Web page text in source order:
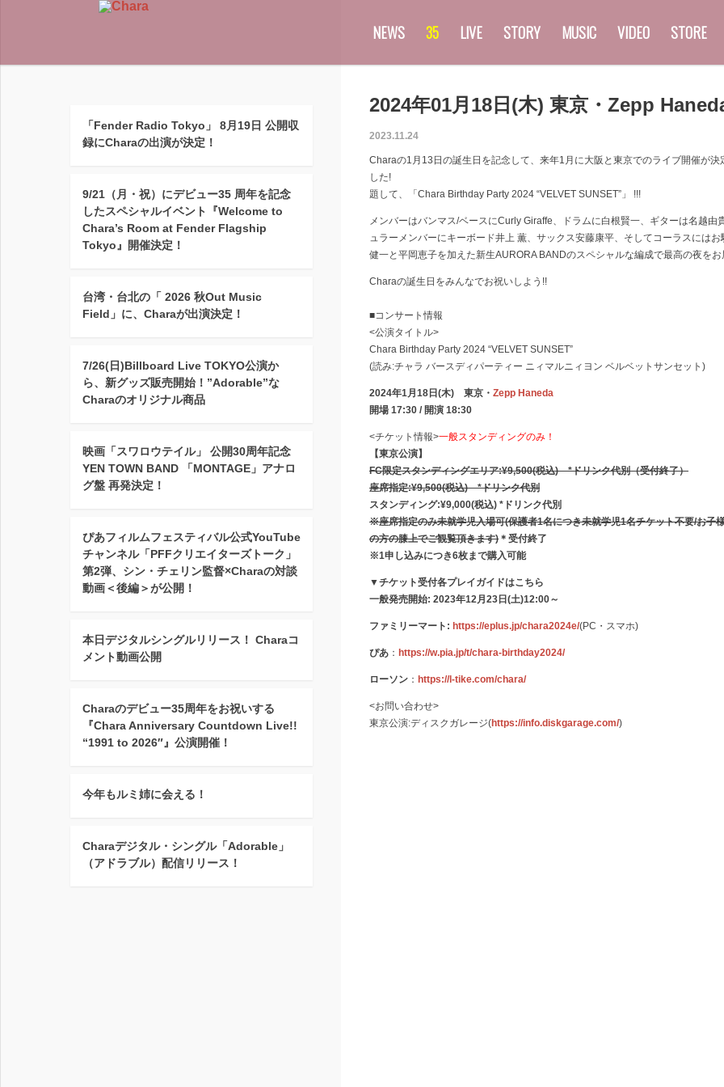
NEWS 35 LIVE STORY MUSIC VIDEO STORE
2024年01月18日(木) 東京・Zepp
2023.11.24
Charaの1月13日の誕生日を記念して、来年1月に大阪と東京でのライブ開催が決
した!
題して、「Chara Birthday Party 2024 “VELVET SUNSET”」 !!!
メンバーはバンマス/ベースにCurly Giraffe、ドラムに白根賢一、ギターは名越由
ュラーメンバーにキーボード井上 薫、サックス安藤康平、そしてコーラスにはお
健一と平岡恵子を加えた新生AURORA BANDのスペシャルな編成で最高の夜をお
Charaの誕生日をみんなでお祝いしよう!!
■コンサート情報
<公演タイトル>
Chara Birthday Party 2024 “VELVET SUNSET”
(読み:チャラ バースディパーティー ニィマルニィヨン ベルベットサンセット)
2024年1月18日(木) 東京・ Zepp Haneda
開場 17:30 / 開演 18:30
<チケット情報>一般スタンディングのみ！
【東京公演】
FC限定スタンディングエリア:¥9,500(税込) *ドリンク代別（受付終了）
座席指定:¥9,500(税込) *ドリンク代別
スタンディング:¥9,000(税込) *ドリンク代別
※座席指定のみ未就学児入場可(保護者1名につき未就学児1名チケット不要/お子
の方の膝上でご観覧頂きます) ＊受付終了
※1申し込みにつき6枚まで購入可能
▼チケット受付各プレイガイドはこちら
一般発売開始: 2023年12月23日(土)12:00～
ファミリーマート: https://eplus.jp/chara2024e/(PC・スマホ)
ぴあ ： https://w.pia.jp/t/chara-birthday2024/
ローソン ： https://l-tike.com/chara/
<お問い合わせ>
東京公演:ディスクガレージ(https://info.diskgarage.com/)
「Fender Radio Tokyo」 8月19日 公開収
録にCharaの出演が決定！
9/21（月・祝）にデビュー35 周年を記念
したスペシャルイベント『Welcome to
Chara’s Room at Fender Flagship
Tokyo』開催決定！
台湾・台北の「 2026 秋Out Music
Field」に、Charaが出演決定！
7/26(日)Billboard Live TOKYO公演か
ら、新グッズ販売開始！”Adorable”な
Charaのオリジナル商品
映画「スワロウテイル」 公開30周年記念
YEN TOWN BAND 「MONTAGE」アナロ
グ盤 再発決定！
ぴあフィルムフェスティバル公式YouTube
チャンネル「PFFクリエイターズトーク」
第2弾、シン・チェリン監督×Charaの対談
動画＜後編＞が公開！
本日デジタルシングルリリース！ Charaコ
メント動画公開
Charaのデビュー35周年をお祝いする
『Chara Anniversary Countdown Live!!
“1991 to 2026″』公演開催！
今年もルミ姉に会える！
Charaデジタル・シングル「Adorable」
（アドラブル）配信リリース！